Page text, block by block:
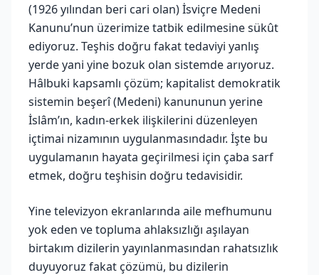
(1926 yılından beri cari olan) İsviçre Medeni
Kanunu’nun üzerimize tatbik edilmesine sükût
ediyoruz. Teşhis doğru fakat tedaviyi yanlış
yerde yani yine bozuk olan sistemde arıyoruz.
Hâlbuki kapsamlı çözüm; kapitalist demokratik
sistemin beşerî (Medeni) kanununun yerine
İslâm’ın, kadın-erkek ilişkilerini düzenleyen
içtimai nizamının uygulanmasındadır. İşte bu
uygulamanın hayata geçirilmesi için çaba sarf
etmek, doğru teşhisin doğru tedavisidir.
Yine televizyon ekranlarında aile mefhumunu
yok eden ve topluma ahlaksızlığı aşılayan
birtakım dizilerin yayınlanmasından rahatsızlık
duyuyoruz fakat çözümü, bu dizilerin